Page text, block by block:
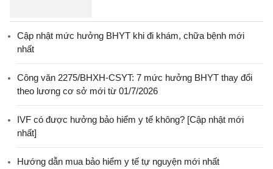
Cập nhật mức hưởng BHYT khi đi khám, chữa bệnh mới
nhất
Công văn 2275/BHXH-CSYT: 7 mức hưởng BHYT thay đổi
theo lương cơ sở mới từ 01/7/2026
IVF có được hưởng bảo hiểm y tế không? [Cập nhật mới
nhất]
Hướng dẫn mua bảo hiểm y tế tự nguyện mới nhất